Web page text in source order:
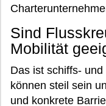
Sind
Mobilität
Das ist schiffs-
können steil sein
und konkrete